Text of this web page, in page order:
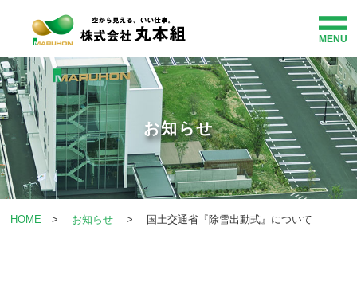
MENU
HOME
事業紹介
企業情報
施工・事業事例
お知らせ
HOME > お知らせ > 国土交通省『除雪出動式』について